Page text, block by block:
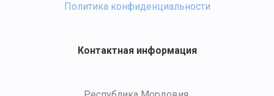
Политика конфиденциальности
Контактная информация